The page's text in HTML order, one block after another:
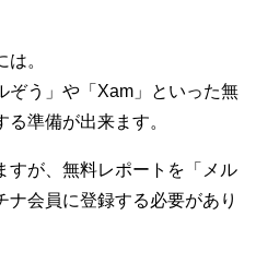
。
ぞう」や「Xam」といった無
準備が出来ます。
すが、無料レポートを「メル
会員に登録する必要があり